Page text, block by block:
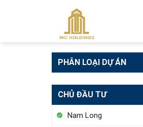
PHÂN LOẠI DỰ ÁN
CHỦ ĐẦU TƯ
Nam Long